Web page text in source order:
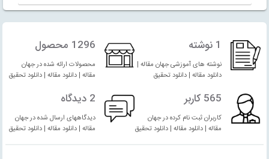
1 نوشته
نوشته های آموزشی جهان مقاله |
دانلود مقاله | دانلود تحقیق
1296 محصول
محصولات ارائه شده در جهان
مقاله | دانلود مقاله | دانلود تحقیق
565 کاربر
کاربران ثبت نام کرده در جهان
مقاله | دانلود مقاله | دانلود تحقیق
2 دیدگاه
دیدگاههای ارسال شده در جهان
مقاله | دانلود مقاله | دانلود تحقیق